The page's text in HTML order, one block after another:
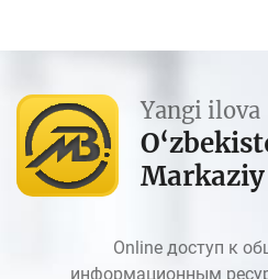
Yangi ilova
Online доступ к
информационным